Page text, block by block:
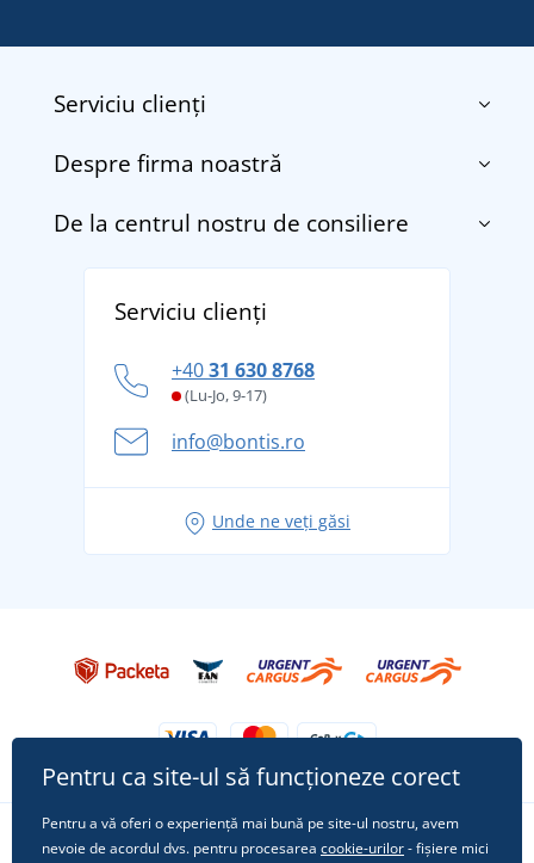
Serviciu clienți
Contact
Transport și plată
Returnarea bunurilor și reclamații
Politica de confidențialitate a datelor cu caracter
Despre firma noastră
Despre noi
De la centrul nostru de consiliere
tradiție din 1976
și în siguranță
Aventura de vară începe cu bagajul - pregătiți-vă
pentru vacanță fără griji
Tricoul preferat City în rol principal: ținute pentru
Serviciu clienți
+4031 630 8768
(Lu-Jo, 9-17)
info@bontis.ro
Unde ne veți găsi
Urmărește-ne pe rețelele sociale
Pentru ca site-ul să funcționeze corect
Pentru a vă oferi o experiență mai bună pe site-ul nostru, avem
nevoie de acordul dvs. pentru procesarea cookie-urilor- fișiere mici